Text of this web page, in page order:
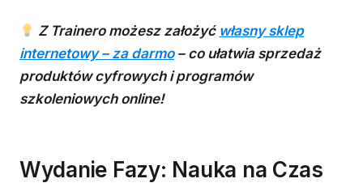
Z Trainero możesz założyć własny sklep
internetowy – za darmo– co ułatwia sprzedaż
produktów cyfrowych i programów
szkoleniowych online!
Wydanie Fazy: Nauka na Czas